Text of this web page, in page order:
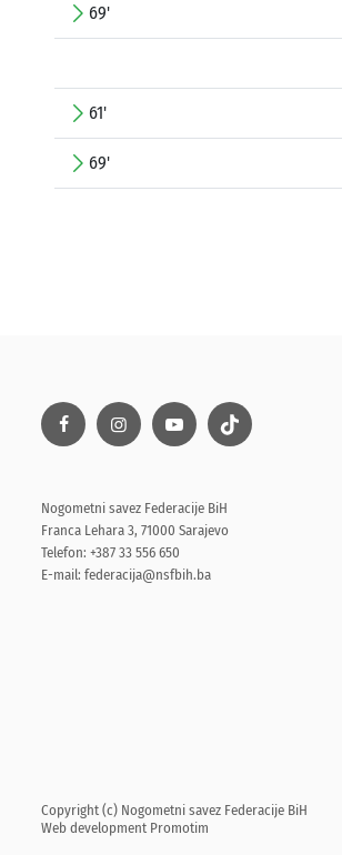
69'
61'
69'
Nogometni savez Federacije BiH
Franca Lehara 3, 71000 Sarajevo
Telefon: +387 33 556 650
E-mail: federacija@nsfbih.ba
Copyright (c) Nogometni savez Federacije BiH
Web development Promotim